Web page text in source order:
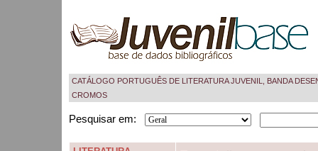
CATÁLOGO PORTUGUÊS DE LITERATURA JUVENIL, BANDA
CROMOS
Pesquisar em: